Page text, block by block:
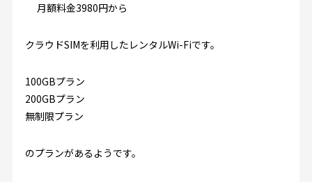
月額料金3980円から
クラウドSIMを利用したレンタルWi-Fiです。
100GBプラン
200GBプラン
無制限プラン
のプランがあるようです。